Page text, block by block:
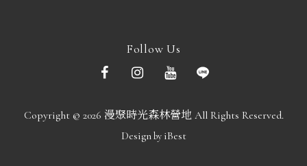
Follow Us
Copyright © 2026 漫聚時光森林營地 All Rights Reserved.
Design by iBest